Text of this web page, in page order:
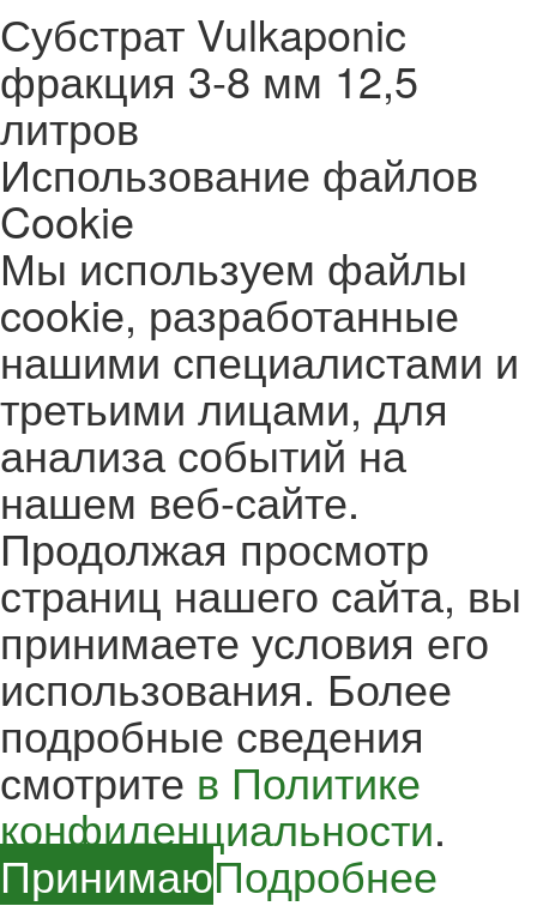
Субстрат Vulkaponic
фракция 3-8 мм 12,5
литров
Использование файлов
Cookie
Мы используем файлы
cookie, разработанные
нашими специалистами и
третьими лицами, для
анализа событий на
нашем веб-сайте.
Продолжая просмотр
страниц нашего сайта, вы
принимаете условия его
использования. Более
подробные сведения
смотрите в Политике
конфиденциальности.
ПринимаюПодробнее